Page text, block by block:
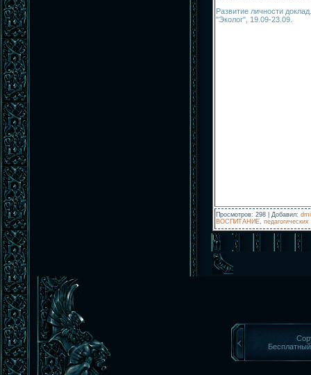
Развитие личности
"Эколог", 19.09-23.09.
Просмотров: 298 Добавил:
ВОСПИТАНИЕ педагогических